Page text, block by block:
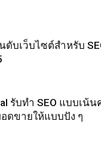
ดับเว็บไซต์สำหรับ
รับทำ SEO แบบเน้
อดขายให้แบบปัง ๆ